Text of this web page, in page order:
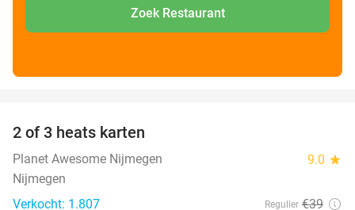
Zoek Restaurant
2 of 3 heats karten
Planet Awesome Nijmegen 9.0 star
Nijmegen
Verkocht: 1.807
Regulier €39